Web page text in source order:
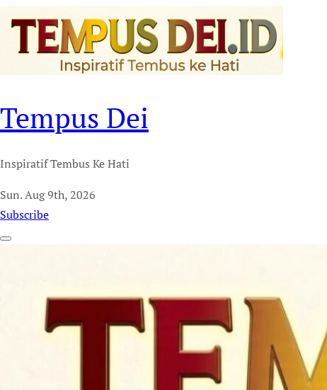
Tempus Dei
Inspiratif Tembus Ke Hati
Sun. Aug 9th, 2026
Subscribe